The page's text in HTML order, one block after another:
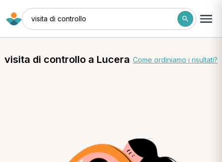
visita di controllo
visita di controllo a Lucera Come ordiniamo i risultati?